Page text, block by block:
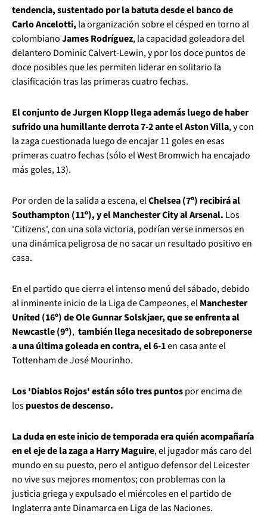
tendencia, sustentado por la batuta desde el banco de
Carlo Ancelotti, la organización sobre el césped en torno al
colombianoJames Rodríguez, la capacidad goleadora del
delantero Dominic Calvert-Lewin, y por los doce puntos de
doce posibles que les permiten liderar en solitario la
clasificación tras las primeras cuatro fechas.
El conjunto de Jurgen Klopp llega además luego de haber
sufrido una humillante derrota 7-2 ante el Aston Villa, y con
la zaga cuestionada luego de encajar 11 goles en esas
primeras cuatro fechas (sólo el West Bromwich ha encajado
más goles, 13).
Por orden de la salida a escena, elChelsea (7º) recibirá al
Southampton (11º), y el Manchester City al Arsenal. Los
'Citizens', con una sola victoria, podrían verse inmersos en
una dinámica peligrosa de no sacar un resultado positivo en
casa.
En el partido que cierra el intenso menú del sábado, debido
al inminente inicio de la Liga de Campeones, elManchester
United (16º) de Ole Gunnar Solskjaer, que se enfrenta al
Newcastle (9º), también llega necesitado de sobreponerse
a una última goleada en contra, el 6-1en casa ante el
Tottenham de José Mourinho.
Los 'Diablos Rojos' están sólo tres puntospor encima de
lospuestos de descenso.
La duda en este inicio de temporada era quién acompañaría
en el eje de la zaga a Harry Maguire, el jugador más caro del
mundo en su puesto, pero el antiguo defensor del Leicester
no vive sus mejores momentos; con problemas con la
justicia griega y expulsado el miércoles en el partido de
Inglaterra ante Dinamarca en Liga de las Naciones.